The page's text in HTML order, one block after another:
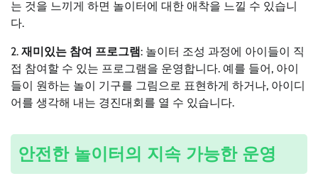
는 것을 느끼게 하면 놀이터에 대한 애착을 느낄 수 있습니
다.
2. 재미있는 참여 프로그램: 놀이터 조성 과정에 아이들이 직
접 참여할 수 있는 프로그램을 운영합니다. 예를 들어, 아이
들이 원하는 놀이 기구를 그림으로 표현하게 하거나, 아이디
어를 생각해 내는 경진대회를 열 수 있습니다.
안전한 놀이터의 지속 가능한 운영